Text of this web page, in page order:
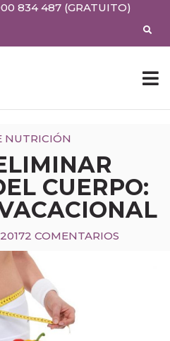
834 487 (GRATUITO)
NUTRICIÓN
CUERPO:
2 COMENTARIOS